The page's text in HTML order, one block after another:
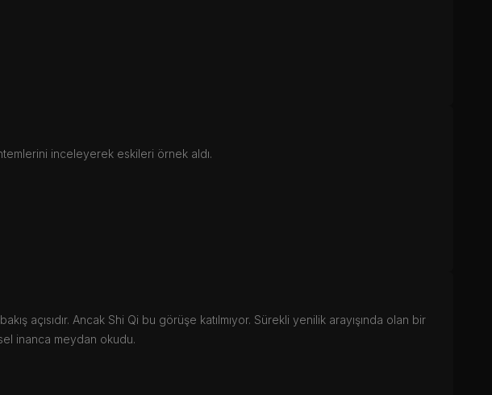
inceleyerek eskileri örnek aldı.
açısıdır. Ancak Shi Qi bu görüşe katılmıyor. Sürekli yenilik arayışında olan bir
inanca meydan okudu.